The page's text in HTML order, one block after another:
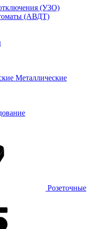
(УЗО)
(АВДТ)
Металлические
Розеточные